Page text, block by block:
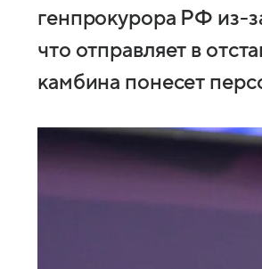
генпрокурора РФ из-
что отправляет в
камбина понесет